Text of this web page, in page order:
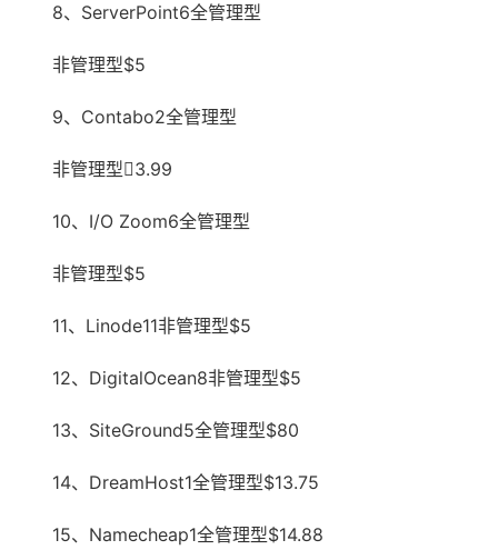
8、ServerPoint6全管理型
非管理型$5
9、Contabo2全管理型
非管理型3.99
10、I/O Zoom6全管理型
非管理型$5
11、Linode11非管理型$5
12、DigitalOcean8非管理型$5
13、SiteGround5全管理型$80
14、DreamHost1全管理型$13.75
15、Namecheap1全管理型$14.88